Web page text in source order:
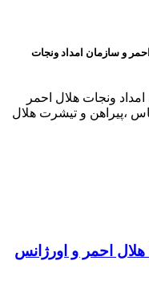
و سازمان امداد ونجات
ونجات هلال احمر
،پيراهن و تيشرت هلال
احمر و اورژانس